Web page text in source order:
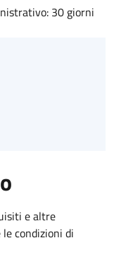
30 giorni
e altre
condizioni di